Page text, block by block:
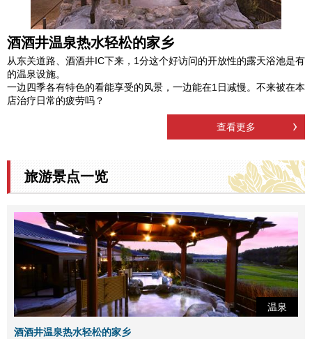
酒酒井温泉热水轻松的家乡
从东关道路、酒酒井IC下来，1分这个好访问的开放性的露天浴池是有
的温泉设施。
一边四季各有特色的看能享受的风景，一边能在1日减慢。不来被在本
店治疗日常的疲劳吗？
查看更多
旅游景点一览
温泉
酒酒井温泉热水轻松的家乡